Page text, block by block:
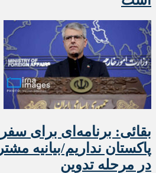
بقائی: برنامه‌ای برای
پاکستان نداریم/بیانیه
در مرحله تدوین